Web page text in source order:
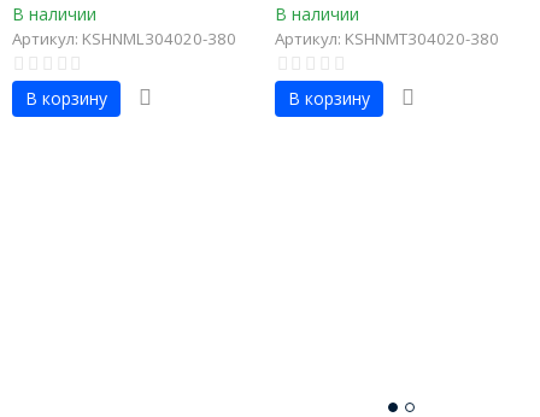
В наличии
Артикул: KSHNML304020-380
В корзину
В наличии
Артикул: KSHNMT304020-380
В корзину